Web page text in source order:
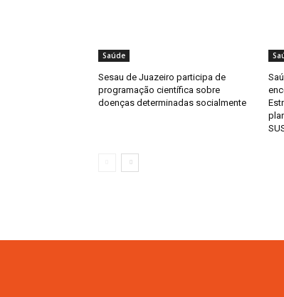
Saúde
Sesau de Juazeiro participa de
programação científica sobre
doenças determinadas socialmente